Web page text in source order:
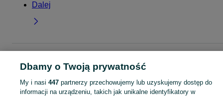
Dalej
Jastrzębie-Zdrój
KATEGORIA
Dbamy o Twoją prywatność
My i nasi 447partnerzy przechowujemy lub uzyskujemy dostęp do
informacji na urządzeniu, takich jak unikalne identyfikatory w